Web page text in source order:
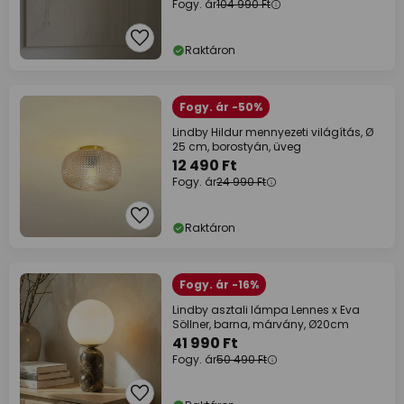
Fogy. ár104 990 Ft
Raktáron
Fogy. ár -50%
Lindby Hildur mennyezeti világítás, Ø
25 cm, borostyán, üveg
12 490 Ft
Fogy. ár24 990 Ft
Raktáron
Fogy. ár -16%
Lindby asztali lámpa Lennes x Eva
Söllner, barna, márvány, Ø20cm
41 990 Ft
Fogy. ár50 490 Ft